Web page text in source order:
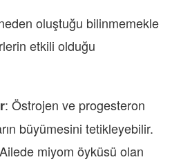
oluştuğu bilinmemekle
etkili olduğu
: Östrojen ve progesteron
büyümesini tetikleyebilir.
miyom öyküsü olan